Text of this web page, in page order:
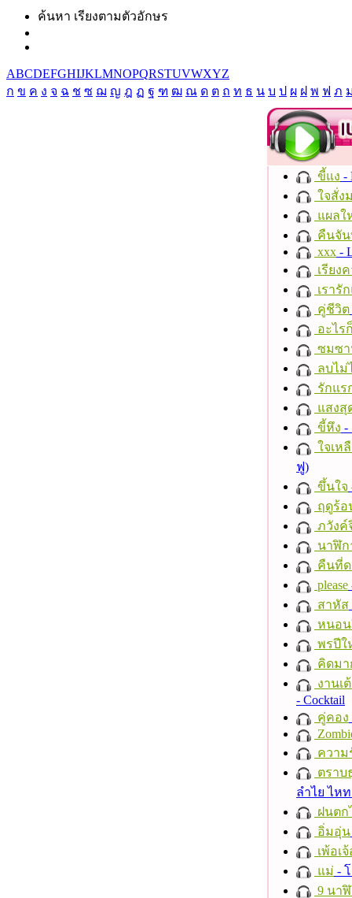
ค้นหา เรียงตามตัวอักษร
ABCDEFGHIJKLMNOPQRSTUVWXYZ
ก ข ค ง จ ฉ ช ซ ฌ ญ ฎ ฏ ฐ ฑ ฒ ณ ด ต ถ ท ธ น บ ป ผ ฝ พ ฟ ภ
ขี้แง -
ใจสั่ง
แผลใ
คืนจั
xxx -
เรียง
เรารั
คู่ชีวิต
อะไร
ซมซ
ลบไม่
รักแร
แสงสุ
ขี้หึง -
ใจเห
ฟู)
ขึ้นใจ
ฤดูร้อ
ภวังค์
นาฬิก
คืนที่ด
please
สาหัส
หนอน
พรปีใ
คิดมา
งานเ
- Cocktail
คู่คอง
ความ
ตราบ
ลำไย ไห
ฝนตก
อิ่มอุ่น
เพ้อเ
แม่ -
9 นา